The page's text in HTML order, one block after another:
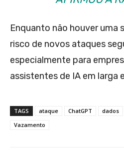
Enquanto não houver uma
risco de novos ataques
especialmente para
assistentes de IA em larga
TAGS ataque ChatGPT dados
Vazamento